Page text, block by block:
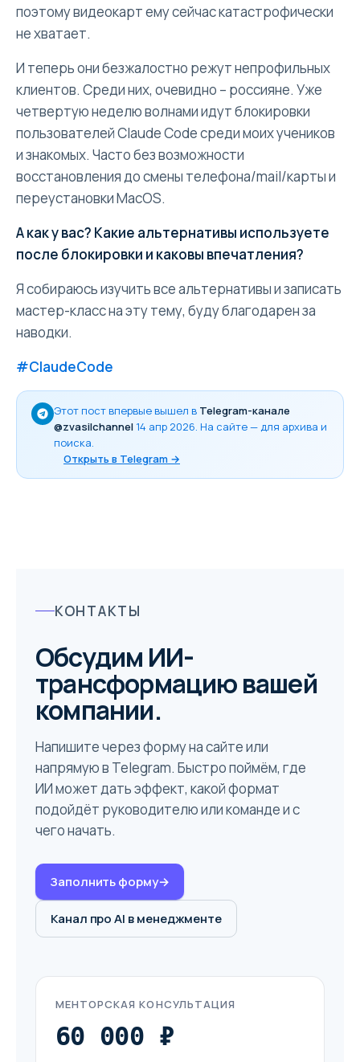
поэтому видеокарт ему сейчас катастрофически
не хватает.
И теперь они безжалостно режут непрофильных
клиентов. Среди них, очевидно – россияне. Уже
четвертую неделю волнами идут блокировки
пользователей Claude Code среди моих учеников
и знакомых. Часто без возможности
восстановления до смены телефона/mail/карты и
переустановки MacOS.
А как у вас? Какие альтернативы используете
после блокировки и каковы впечатления?
Я собираюсь изучить все альтернативы и записать
мастер-класс на эту тему, буду благодарен за
наводки.
#ClaudeCode
Этот пост впервые вышел в Telegram-канале
@zvasilchannel 14 апр 2026 . На сайте — для архива и
поиска.
Открыть в Telegram →
КОНТАКТЫ
Обсудим ИИ-
трансформацию вашей
компании.
Напишите через форму на сайте или
напрямую в Telegram. Быстро поймём, где
ИИ может дать эффект, какой формат
подойдёт руководителю или команде и с
чего начать.
Заполнить форму→
Канал про AI в менеджменте
МЕНТОРСКАЯ КОНСУЛЬТАЦИЯ
60 000 ₽